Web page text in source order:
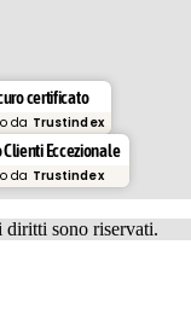
certificato
da Trustindex
Clienti Eccezionale
da Trustindex
diritti sono riservati.